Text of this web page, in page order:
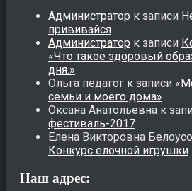
Администратор к записи
прививайся
Администратор к записи
«Что такое здоровый
дня.»
Ольга педагог к записи
семьи и моего дома»
Оксана Анатольевна к
фестиваль-2017
Елена Викторовна
Конкурс елочной игрушки
Наш адрес: